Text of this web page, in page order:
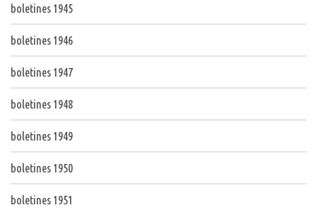
boletines 1945
boletines 1946
boletines 1947
boletines 1948
boletines 1949
boletines 1950
boletines 1951